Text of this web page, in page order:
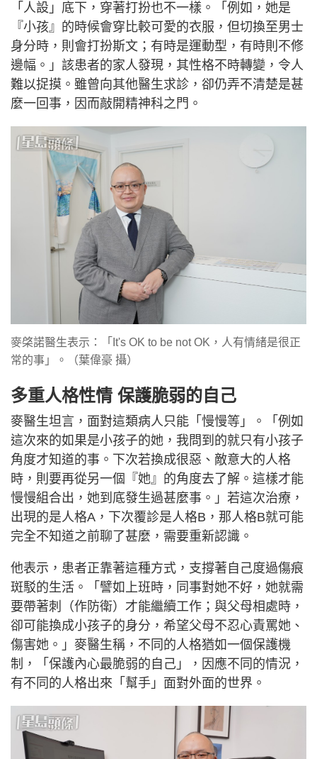
「人設」底下，穿著打扮也不一樣。「例如，她是
『小孩』的時候會穿比較可愛的衣服，但切換至男士
身分時，則會打扮斯文；有時是運動型，有時則不修
邊幅。」該患者的家人發現，其性格不時轉變，令人
難以捉摸。雖曾向其他醫生求診，卻仍弄不清楚是甚
麼一回事，因而敲開精神科之門。
麥棨諾醫生表示：「It's OK to be not OK，人有情緒是很正
常的事」。（葉偉豪 攝）
多重人格性情 保護脆弱的自己
麥醫生坦言，面對這類病人只能「慢慢等」。「例如
這次來的如果是小孩子的她，我問到的就只有小孩子
角度才知道的事。下次若換成很惡、敵意大的人格
時，則要再從另一個『她』的角度去了解。這樣才能
慢慢組合出，她到底發生過甚麼事。」若這次治療，
出現的是人格A，下次覆診是人格B，那人格B就可能
完全不知道之前聊了甚麼，需要重新認識。
他表示，患者正靠著這種方式，支撐著自己度過傷痕
斑駁的生活。「譬如上班時，同事對她不好，她就需
要帶著刺（作防衛）才能繼續工作；與父母相處時，
卻可能換成小孩子的身分，希望父母不忍心責罵她、
傷害她。」麥醫生稱，不同的人格猶如一個保護機
制，「保護內心最脆弱的自己」，因應不同的情況，
有不同的人格出來「幫手」面對外面的世界。